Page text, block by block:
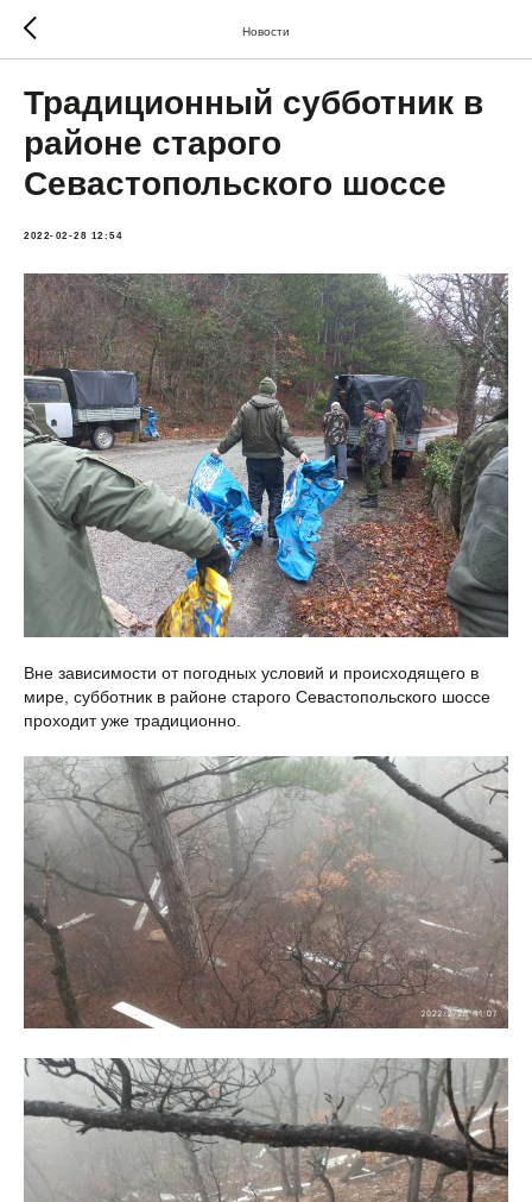
Новости
Традиционный субботник в
районе старого
Севастопольского шоссе
2022-02-28 12:54
Вне зависимости от погодных условий и происходящего в
мире, субботник в районе старого Севастопольского шоссе
проходит уже традиционно.